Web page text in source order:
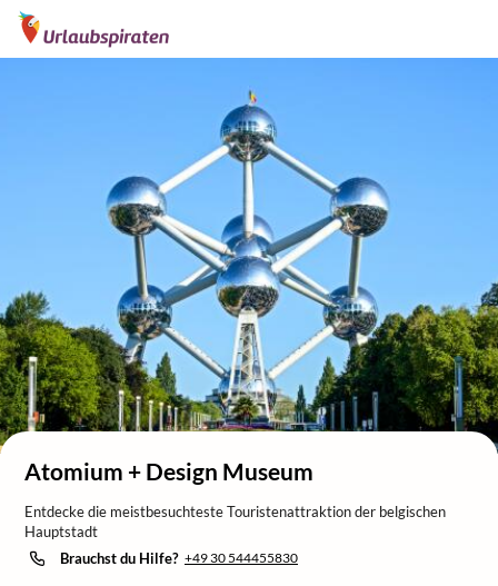
Atomium + Design Museum
Entdecke die meistbesuchteste Touristenattraktion der belgischen
Hauptstadt
Brauchst du Hilfe? +49 30 544455830